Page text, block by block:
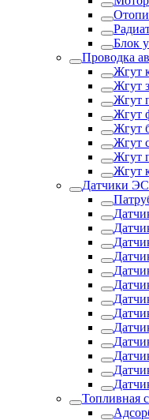
Блок
Проводка
Жгут
Жгут
Жгут
Жгут
Жгут
Жгут
Жгут
Жгут
Датчики
Топливная